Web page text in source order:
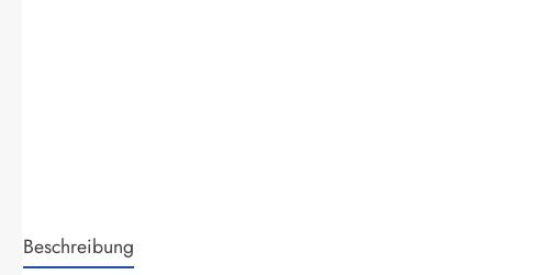
Beschreibung